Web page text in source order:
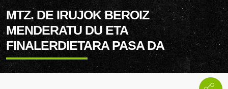
MTZ. DE IRUJOK BEROIZ
MENDERATU DU ETA
FINALERDIETARA PASA DA